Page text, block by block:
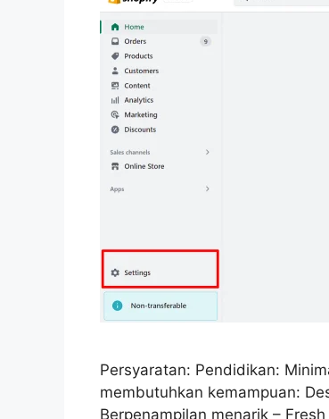
Persyaratan: Pendidikan:
membutuhkan kemampuan:
Berpenampilan menarik –